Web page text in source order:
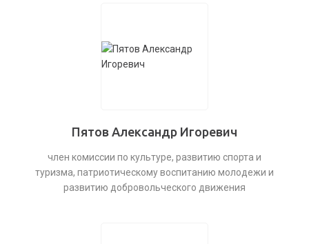
Пятов Александр Игоревич
член комиссии по культуре, развитию спорта и
туризма, патриотическому воспитанию молодежи и
развитию добровольческого движения